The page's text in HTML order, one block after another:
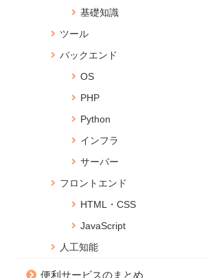
Jupyter
【無料】ブラウ
し文字を追加で
PDFに画像（ロ
ができる無料
タロゴPDFメー
18 views
Anaconda のアッ
15 views
【JavaScript】
ンツの読み込み
Cannot connect
daemon で
Reactページの
るまでの間ロー
する
React onClick イ
を渡す方法
Cocoon ホバー
【自動更新】
ショートコード
ラフを表示する
りました
Reactページの
るまでの間ロー
2 views
基礎知識
ツール
バックエンド
OS
PHP
Python
インフラ
サーバー
フロントエンド
HTML・CSS
JavaScript
人工知能
便利サービスのまとめ